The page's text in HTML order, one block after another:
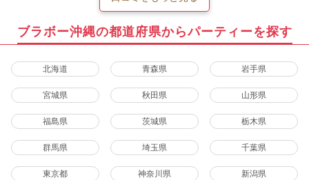
ブラボー沖縄の都道府県からパーティーを探す
北海道 青森県 岩手県
宮城県 秋田県 山形県
福島県 茨城県 栃木県
群馬県 埼玉県 千葉県
東京都 神奈川県 新潟県